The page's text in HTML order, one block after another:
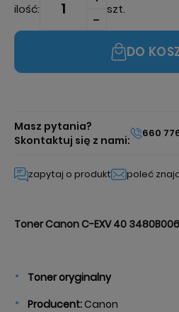
ilość: szt.
DO
Masz pytania?
Skontaktuj się z nami:
660
zapytaj o produkt poleć
Toner Canon C-EXV 40
Toner oryginalny
Producent: Canon